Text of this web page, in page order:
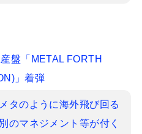
盤「METAL FORTH
」着弾
タのように海外飛び回る
のマネジメント等が付く